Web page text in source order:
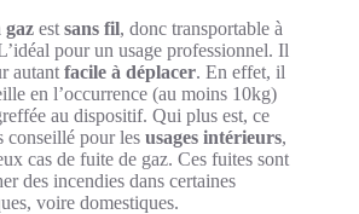
gaz est sans fil, donc transportable à
pour un usage professionnel. Il
autant facile à déplacer. En effet, il
en l’occurrence (au moins 10kg)
au dispositif. Qui plus est, ce
conseillé pour les usages intérieurs,
cas de fuite de gaz. Ces fuites sont
des incendies dans certaines
voire domestiques.